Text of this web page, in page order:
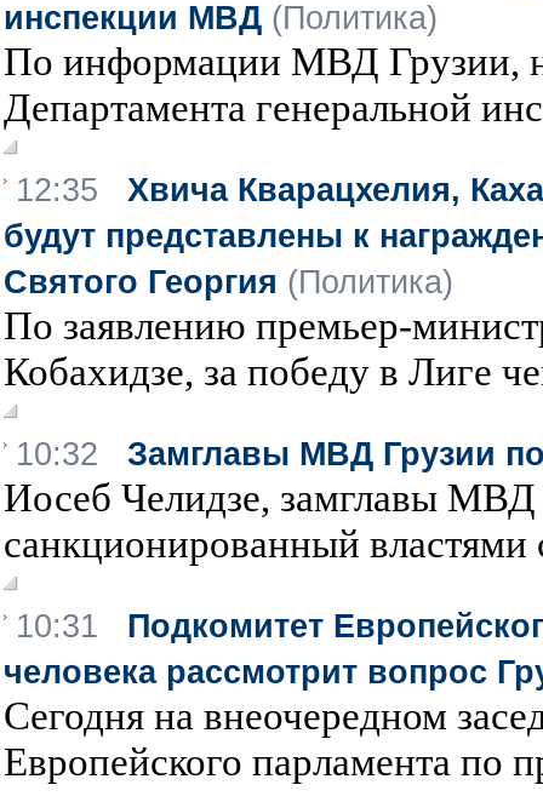
инспекции МВД (Политика)
По информации МВД Грузии,
Департамента генеральной
12:35 Хвича Кварацхелия,
будут представлены к
Святого Георгия (Политика)
По заявлению премьер-
Кобахидзе, за победу в Лиге
10:32 Замглавы МВД Грузии
Иосеб Челидзе, замглавы МВД
санкционированный властями
10:31 Подкомитет
человека рассмотрит вопрос
Сегодня на внеочередном
Европейского парламента по